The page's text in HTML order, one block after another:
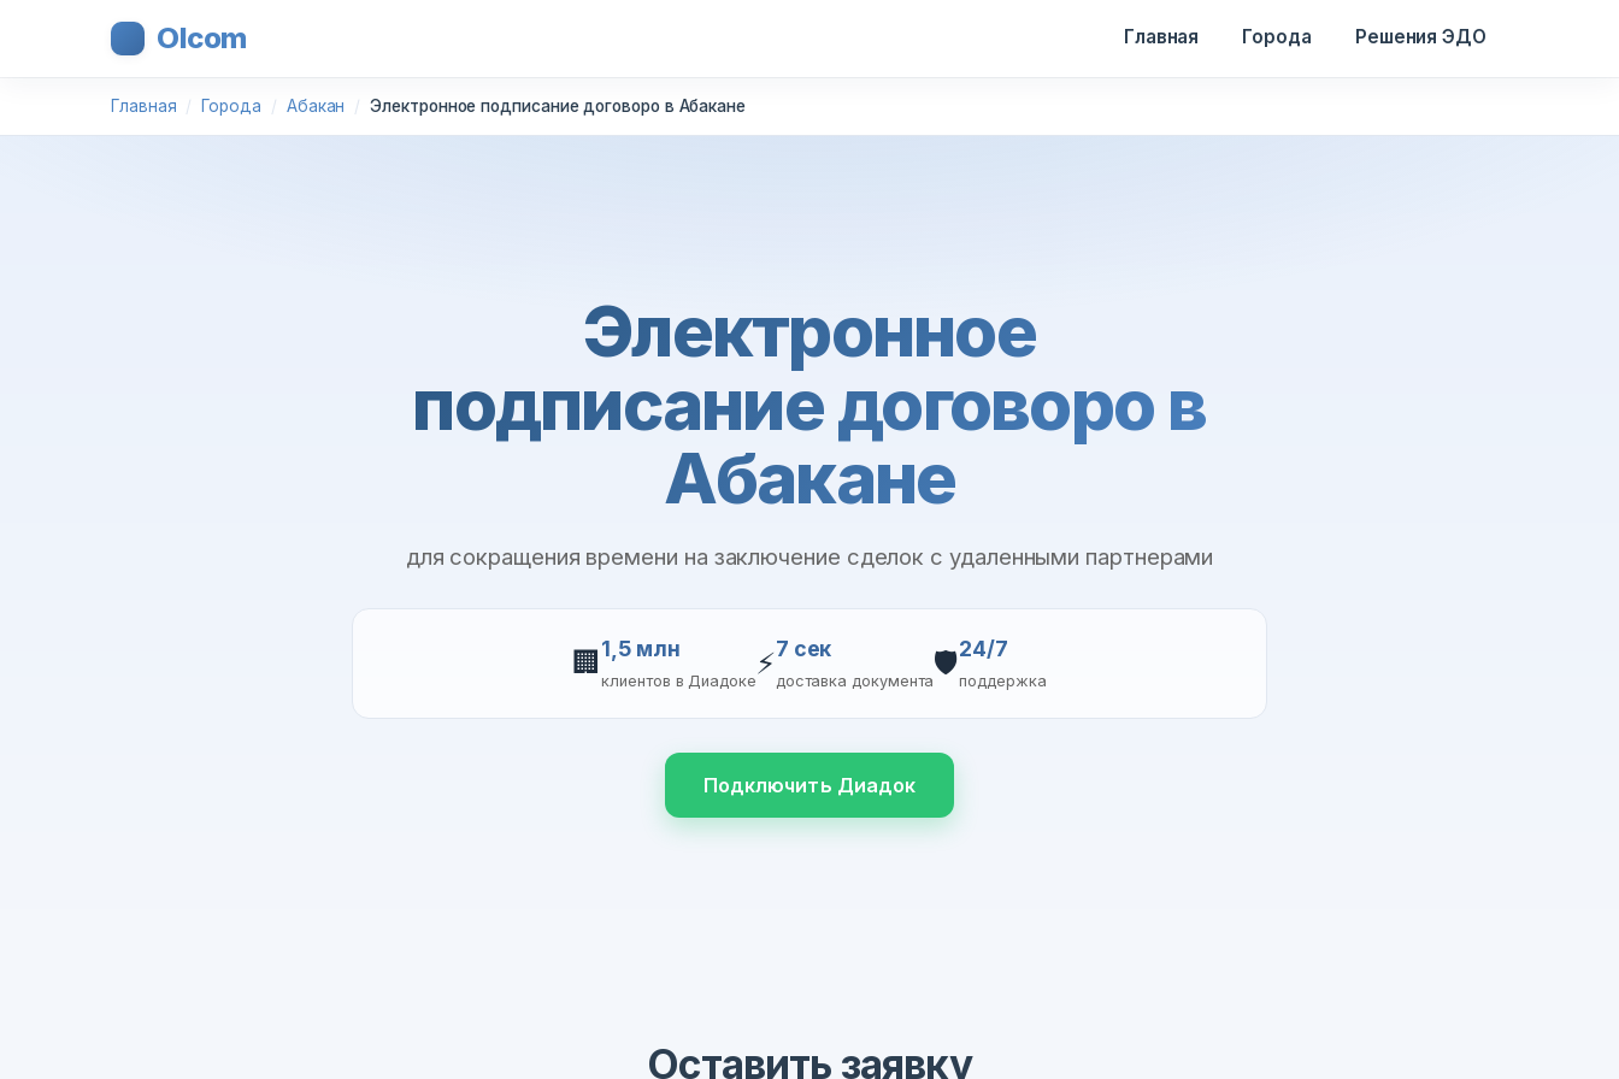
Olcom Главная Города Решения ЭДО
Главная Города Абакан Электронное подписание договоро в Абакане
Электронное
подписание договоро в
Абакане
для сокращения времени на заключение сделок с удаленными партнерами
🏢 1,5 млн
клиентов в Диадоке
⚡7 сек
доставка документа
🛡️24/7
поддержка
Подключить Диадок
Оставить заявку